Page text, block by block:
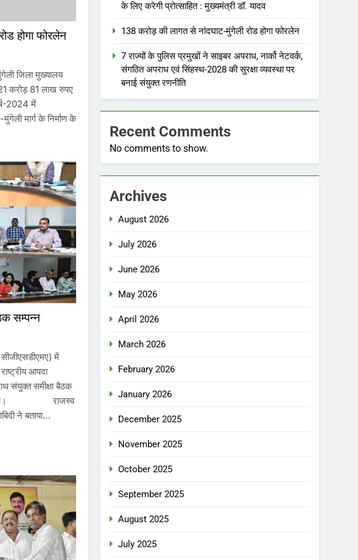
होगा फोरलेन
जिला मुख्यालय
करोड़ 81 लाख रुपए
2024 में
मार्ग के निर्माण के
सम्पन्न
में
आपदा
संयुक्त समीक्षा बैठक
की गई। राजस्व
ने बताया…
के लिए करेगी प्रोत्साहित : मुख्यमंत्री डॉ. यादव
138 करोड़ की लागत से नांदघाट-मुंगेली रोड होगा फोरलेन
7 राज्यों के पुलिस प्रमुखों ने साइबर अपराध, नार्को नेटवर्क,
संगठित अपराध एवं सिंहस्थ-2028 की सुरक्षा व्यवस्था पर
बनाई संयुक्त रणनीति
Recent Comments
No comments to show.
Archives
August 2026
July 2026
June 2026
May 2026
April 2026
March 2026
February 2026
January 2026
December 2025
November 2025
October 2025
September 2025
August 2025
July 2025